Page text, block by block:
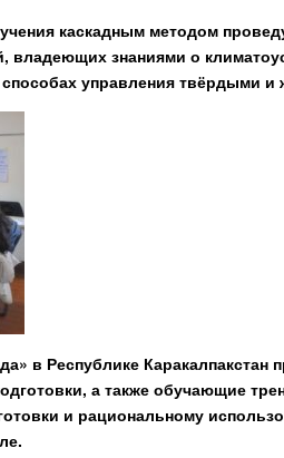
каскадным методом
владеющих знаниями о
управления твёрдыми
в Республике
а также обучающие
и рациональному